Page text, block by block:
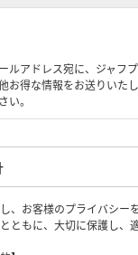
ルアドレス宛に、ジャフ
お得な情報をお送りいた
い。
、お客様のプライバシー
ともに、大切に保護し、